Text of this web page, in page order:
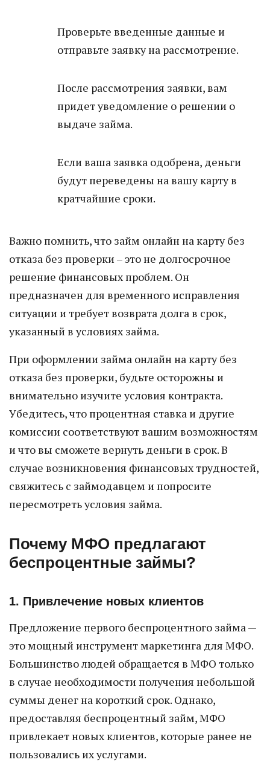
Проверьте введенные данные и
отправьте заявку на рассмотрение.
После рассмотрения заявки, вам
придет уведомление о решении о
выдаче займа.
Если ваша заявка одобрена, деньги
будут переведены на вашу карту в
кратчайшие сроки.
Важно помнить, что займ онлайн на карту без
отказа без проверки – это не долгосрочное
решение финансовых проблем. Он
предназначен для временного исправления
ситуации и требует возврата долга в срок,
указанный в условиях займа.
При оформлении займа онлайн на карту без
отказа без проверки, будьте осторожны и
внимательно изучите условия контракта.
Убедитесь, что процентная ставка и другие
комиссии соответствуют вашим возможностям
и что вы сможете вернуть деньги в срок. В
случае возникновения финансовых трудностей,
свяжитесь с займодавцем и попросите
пересмотреть условия займа.
Почему МФО предлагают
беспроцентные займы?
1. Привлечение новых клиентов
Предложение первого беспроцентного займа —
это мощный инструмент маркетинга для МФО.
Большинство людей обращается в МФО только
в случае необходимости получения небольшой
суммы денег на короткий срок. Однако,
предоставляя беспроцентный займ, МФО
привлекает новых клиентов, которые ранее не
пользовались их услугами.